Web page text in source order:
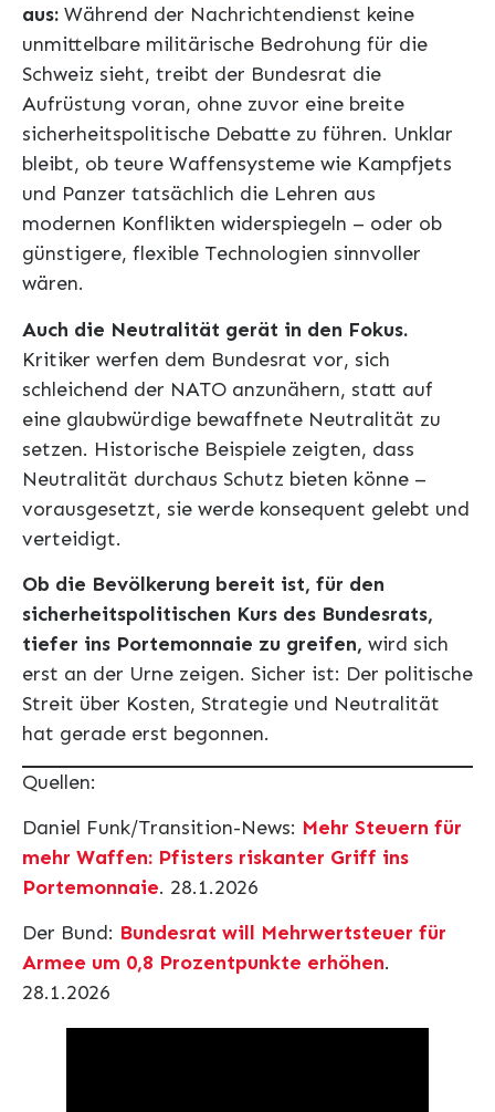
aus: Während der Nachrichtendienst keine
unmittelbare militärische Bedrohung für die
Schweiz sieht, treibt der Bundesrat die
Aufrüstung voran, ohne zuvor eine breite
sicherheitspolitische Debatte zu führen. Unklar
bleibt, ob teure Waffensysteme wie Kampfjets
und Panzer tatsächlich die Lehren aus
modernen Konflikten widerspiegeln – oder ob
günstigere, flexible Technologien sinnvoller
wären.
Auch die Neutralität gerät in den Fokus.
Kritiker werfen dem Bundesrat vor, sich
schleichend der NATO anzunähern, statt auf
eine glaubwürdige bewaffnete Neutralität zu
setzen. Historische Beispiele zeigten, dass
Neutralität durchaus Schutz bieten könne –
vorausgesetzt, sie werde konsequent gelebt und
verteidigt.
Ob die Bevölkerung bereit ist, für den
sicherheitspolitischen Kurs des Bundesrats,
tiefer ins Portemonnaie zu greifen, wird sich
erst an der Urne zeigen. Sicher ist: Der politische
Streit über Kosten, Strategie und Neutralität
hat gerade erst begonnen.
Quellen:
Daniel Funk/Transition-News: Mehr Steuern für
mehr Waffen: Pfisters riskanter Griff ins
Portemonnaie. 28.1.2026
Der Bund: Bundesrat will Mehrwertsteuer für
Armee um 0,8 Prozentpunkte erhöhen.
28.1.2026